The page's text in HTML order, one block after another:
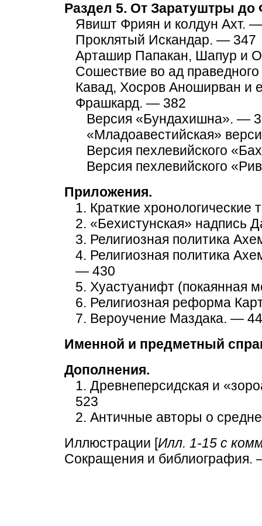
Раздел 5. От Заратуштры до
Явишт Фриян и колдун Ахт.
Проклятый Искандар. — 347
Арташир Папакан, Шапур и
Сошествие во ад
Кавад, Хосров Аноширван и
Фрашкард. — 382
Версия «Бундахишна». —
«Младоавестийская»
Версия пехлевийского
Версия пехлевийского
Приложения.
1. Краткие
2. «Бехистунская» надпись
3. Религиозная политика
4. Религиозная политика
— 430
5. Хуастуанифт (покаянная
6. Религиозная реформа
7. Вероучение Маздака. —
Именной и предметный
Дополнения.
1. Древнеперсидская и
523
2. Античные авторы о
Иллюстрации [Илл. 1-15 с
Сокращения и библиография.